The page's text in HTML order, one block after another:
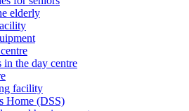
elderly
in the day centre
facility
Home (DSS)